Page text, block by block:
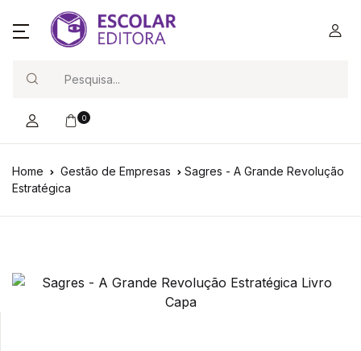
0
Home Gestão de Empresas
Sagres - A Grande Revolução
Estratégica